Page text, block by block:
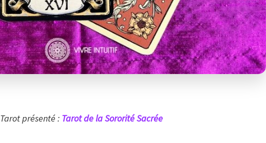
Tarot présenté : Tarot de la Sororité Sacrée